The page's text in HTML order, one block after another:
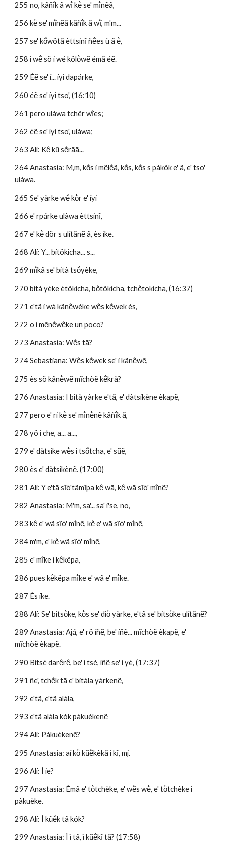
255 no, kãñĩ́k ã wĩ̀ kë̀ se' mĩ̀nẽã,
256 kë̀ se' mĩ̀nẽã kãñĩ́k ã wĩ̀, m'm...
257 se' kṍwötã èttsinĩ ñẽ́es ù ã ë̀,
258 i wẽ́ sö i wé kölö̀wẽ émã éẽ.
259 Éẽ se' í... íyi dapárke,
260 éẽ se' íyi tso', (16:10)
261 pero ulàwa tchër wĩ̀es;
262 éẽ se' íyi tso', ulàwa;
263 Alí: Kë̀ kũ sẽ́rãã...
264 Anastasia: M,m, kõ̀s i mẽlẽ̀ã, kõ̀s, kõ̀s s pàkök e' ã, e' tso'
ulàwa.
265 Se' yàrke wẽ́ kõ̀r e' íyi
266 e' rpárke ulàwa èttsinĩ,
267 e' kë̀ dör s ulítãnẽ ã, ès íke.
268 Alí: Y... bítökicha... s...
269 mĩ̀kã se' bità tsṍyèke,
270 bità yèke ètökicha, bö̀tökicha, tchë́tokicha, (16:37)
271 e'tã i wà kãnẽ̀wèke wẽ̀s kẽ́wek ès,
272 o i mẽnẽ̀wẽ̀ke un poco?
273 Anastasia: Wẽ̀s tã?
274 Sebastiana: Wẽ̀s kẽ́wek se' i kãnẽ̀wẽ,
275 ès sö kãnẽ̀wẽ mĩchòë kẽ́krà?
276 Anastasia: I bità yàrke e'tã, e' dàtsikène èkapë,
277 pero e' ri kë̀ se' mĩ̀nẽ̀nẽ kãñĩ́k ã,
278 yö i che, a... a...,
279 e' dàtsike wẽ̀s i tsṍtcha, e' sũ̀ë,
280 ès e' dàtsikènẽ. (17:00)
281 Alí: Y e'tã sĩõ'tãmĩpa kë̀ wã, kë̀ wã sĩõ' mĩ̀nẽ?
282 Anastasia: M'm, sa'... sa' i'se, no,
283 kë̀ e' wã sĩõ' mĩ̀nẽ, kë̀ e' wã sĩõ' mĩ̀nẽ,
284 m'm, e' kë̀ wã sĩõ' mĩ̀nẽ,
285 e' mĩ̀ke i kë́këpa,
286 pues kë́këpa mĩ̀ke e' wã e' mĩ̀ke.
287 Ès íke.
288 Alí: Se' bitsö̀ke, kõ̀s se' diö̀ yàrke, e'tã se' bitsö̀ke ulítãnẽ?
289 Anastasia: Ajá, e' rö íñẽ, be' íñẽ... mĩchòë èkapë, e'
mĩchòë èkapë.
290 Bitsé darë̀rë̀, be' i tsé, íñẽ se' i yè, (17:37)
291 ñe', tchẽ́k tã e' bitàla yàrkenẽ,
292 e'tã, e'tã alàla,
293 e'tã alàla kók pàkuèkenẽ
294 Alí: Pàkuèkenẽ?
295 Anastasia: aí kö̀ kũẽ̀kèkã i kĩ, mj.
296 Alí: Ì ie?
297 Anastasia: Èmã e' tö̀tchèke, e' wẽ̀s wẽ̀, e' tö̀tchèke i
pàkuèke.
298 Alí: Ì kũẽ́k tã kók?
299 Anastasia: Ì ì tã, ì kũẽ́kĩ tã? (17:58)